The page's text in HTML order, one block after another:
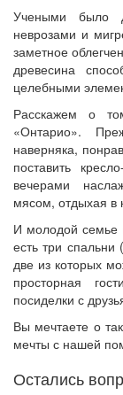
Учеными было
неврозами и
заметное
древесина
целебными
Расскажем о
«Онтарио».
наверняка,
поставить
вечерами
мясом, отдыхая в
И молодой семье
есть три
две из которых
просторная
посиделки с
Вы мечтаете о
мечты с нашей
Остались